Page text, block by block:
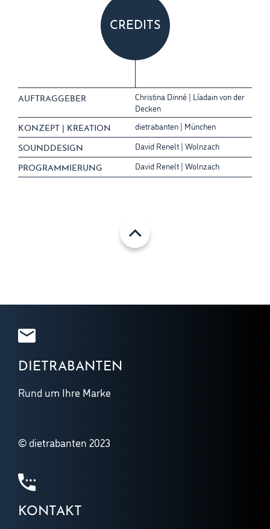
CREDITS
AUFTRAGGEBER
Christina Dinné | Líadain von der
Decken
KONZEPT | KREATION dietrabanten | München
SOUNDDESIGN David Renelt | Wolnzach
PROGRAMMIERUNG David Renelt | Wolnzach
DIETRABANTEN
Rund um Ihre Marke
© dietrabanten 2023
KONTAKT